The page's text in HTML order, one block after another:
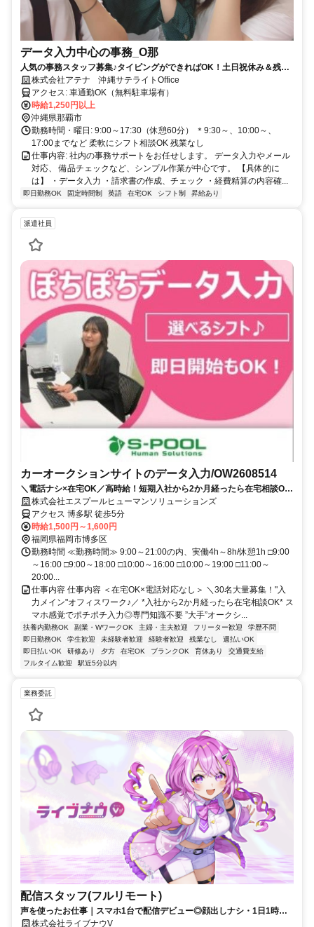
データ入力中心の事務_O那
人気の事務スタッフ募集♪タイピングができればOK！土日祝休み＆残業
なし♪無料駐車場あり♪
株式会社アテナ 沖縄サテライトOffice
アクセス: 車通勤OK（無料駐車場有）
時給1,250円以上
沖縄県那覇市
勤務時間・曜日: 9:00～17:30（休憩60分） ＊9:30～、10:00～、
17:00までなど 柔軟にシフト相談OK 残業なし
仕事内容: 社内の事務サポートをお任せします。 データ入力やメール
対応、 備品チェックなど、シンプル作業が中心です。 【具体的に
は】 ・データ入力 ・請求書の作成、チェック ・経費精算の内容確...
即日勤務OK 固定時間制 英語 在宅OK シフト制 昇給あり
派遣社員
カーオークションサイトのデータ入力/OW2608514
＼電話ナシ×在宅OK／高時給！短期入社から2か月経ったら在宅相談OK
・お試し短期OK！すぐ稼げる！ ・スマホ感覚でポチポチ入力！・ネイ
ル・ピアスOK！髪色自由！ 履歴書不要◎
株式会社エスプールヒューマンソリューションズ
アクセス 博多駅 徒歩5分
時給1,500円～1,600円
福岡県福岡市博多区
勤務時間 ≪勤務時間≫ 9:00～21:00の内、実働4h～8h/休憩1h □9:00
～16:00 □9:00～18:00 □10:00～16:00 □10:00～19:00 □11:00～
20:00...
仕事内容 仕事内容 ＜在宅OK×電話対応なし＞ ＼30名大量募集！"入
力メイン"オフィスワーク♪／ *入社から2か月経ったら在宅相談OK* ス
マホ感覚でポチポチ入力◎専門知識不要 ”大手”オークシ...
扶養内勤務OK 副業・WワークOK 主婦・主夫歓迎 フリーター歓迎
学歴不問
即日勤務OK
学生歓迎 未経験者歓迎 経験者歓迎 残業なし
週払いOK
即日払いOK
研修あり 夕方 在宅OK ブランクOK 育休あり
交通費支給
フルタイム歓迎
駅近5分以内
業務委託
配信スタッフ(フルリモート)
声を使ったお仕事｜スマホ1台で配信デビュー◎顔出しナシ・1日1時間
～OK♪
株式会社ライブナウV